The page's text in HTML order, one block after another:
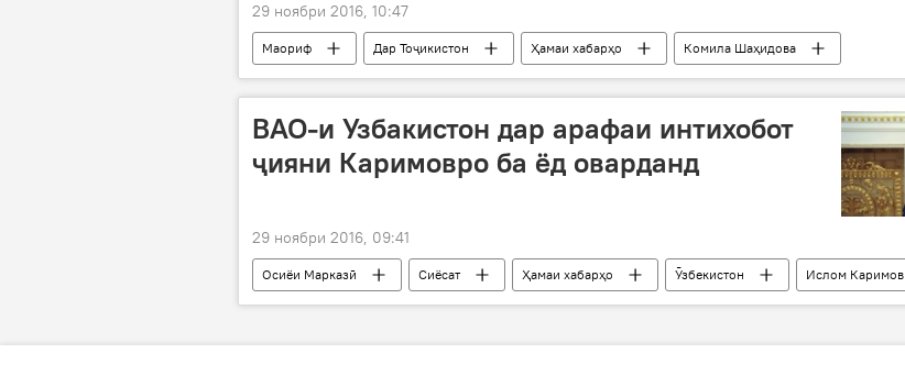
29 ноябри 2016, 10:47
Маориф Дар Тоҷикистон Ҳамаи хабарҳо
Комила Шаҳидова
мактаби байналмиллалии президентӣ
Шоҳҷоизаи тоҷикдухтар
мақоми аввал
ВАО-и Узбакистон дар арафаи интихобот
ҷияни Каримовро ба ёд оварданд
29 ноябри 2016, 09:41
Осиёи Марказӣ Сиёсат Ҳамаи хабарҳо Ӯзбекистон
Ислом Каримов
Ҷамшед Каримов
дархости озод кардан